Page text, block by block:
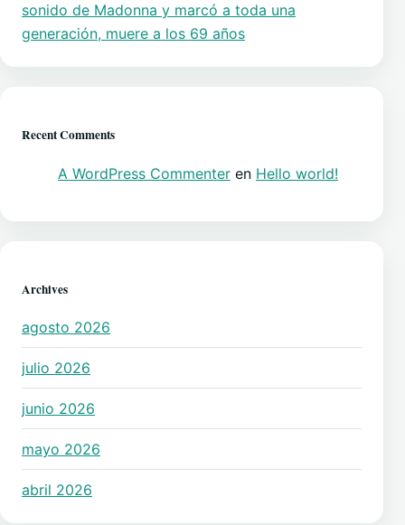
sonido de Madonna y marcó a toda una
generación, muere a los 69 años
Recent Comments
A WordPress Commenter en Hello world!
Archives
agosto 2026
julio 2026
junio 2026
mayo 2026
abril 2026